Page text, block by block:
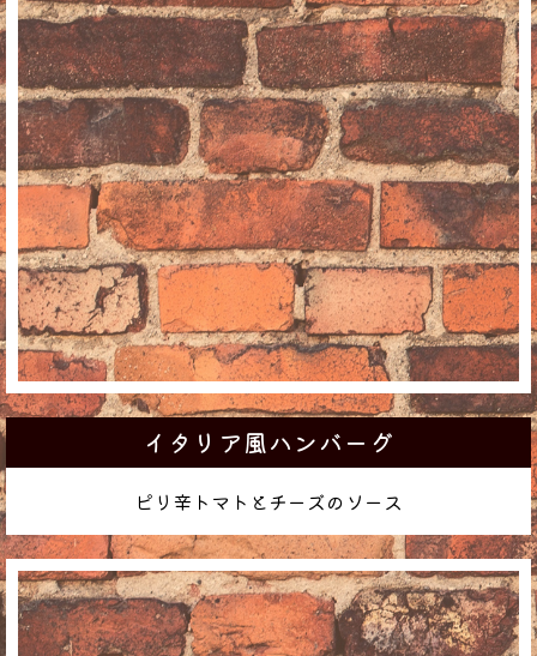
イタリア風ハンバーグ
ピリ辛トマトとチーズのソース